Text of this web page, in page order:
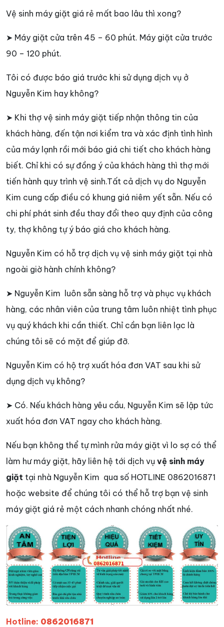
Vệ sinh máy giặt giá rẻ mất bao lâu thì xong?
➤ Máy giặt cửa trên 45 – 60 phút. Máy giặt cửa trước
90 – 120 phút.
Tôi có được báo giá trước khi sử dụng dịch vụ ở
Nguyễn Kim hay không?
➤ Khi thợ vệ sinh máy giặt tiếp nhận thông tin của
khách hàng, đến tận nơi kiểm tra và xác định tình hình
của máy lạnh rồi mới báo giá chi tiết cho khách hàng
biết. Chỉ khi có sự đồng ý của khách hàng thì thợ mới
tiến hành quy trình vệ sinh.Tất cả dịch vụ do Nguyễn
Kim cung cấp điều có khung giá niêm yết sẵn. Nếu có
chi phí phát sinh đều thay đổi theo quy định của công
ty, thợ không tự ý báo giá cho khách hàng.
Nguyễn Kim có hỗ trợ dịch vụ vệ sinh máy giặt tại nhà
ngoài giờ hành chính không?
➤ Nguyễn Kim luôn sẵn sàng hỗ trợ và phục vụ khách
hàng, các nhân viên của trung tâm luôn nhiệt tình phục
vụ quý khách khi cần thiết. Chỉ cần bạn liên lạc là
chúng tôi sẽ có mặt để giúp đỡ.
Nguyễn Kim có hộ trợ xuất hóa đơn VAT sau khi sử
dụng dịch vụ không?
➤ Có. Nếu khách hàng yêu cầu, Nguyễn Kim sẽ lập tức
xuất hóa đơn VAT ngay cho khách hàng.
Nếu bạn không thể tự mình rửa máy giặt vì lo sợ có thể
làm hư máy giặt, hãy liên hệ tới dịch vụ vệ sinh máy
giặt tại nhà Nguyễn Kim qua số HOTLINE 0862016871
hoặc website để chúng tôi có thể hỗ trợ bạn vệ sinh
máy giặt giá rẻ một cách nhanh chóng nhất nhé.
Hotline: 0862016871